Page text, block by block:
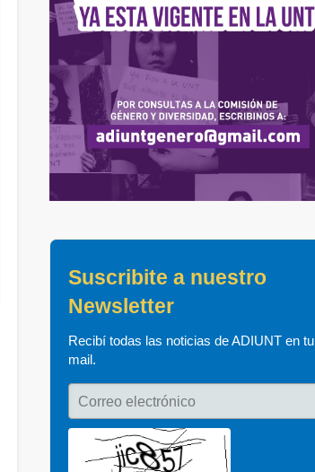
Suscribite a nuestro
Newsletter
Recibí todas las noticias de ADIUNT en tu
mail.
Correo electrónico